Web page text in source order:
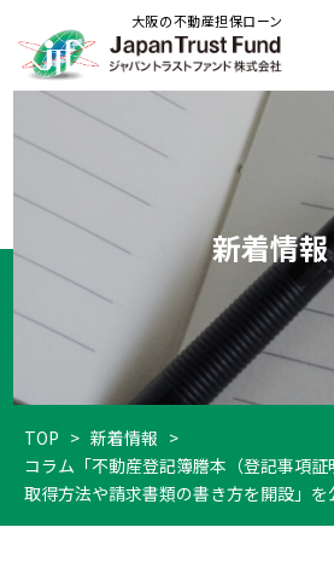
大阪の不動産担保ローン
新着情報
TOP > 新着情報 >
コラム「不動産登記簿謄本（登記事項
取得方法や請求書類の書き方を開設」を